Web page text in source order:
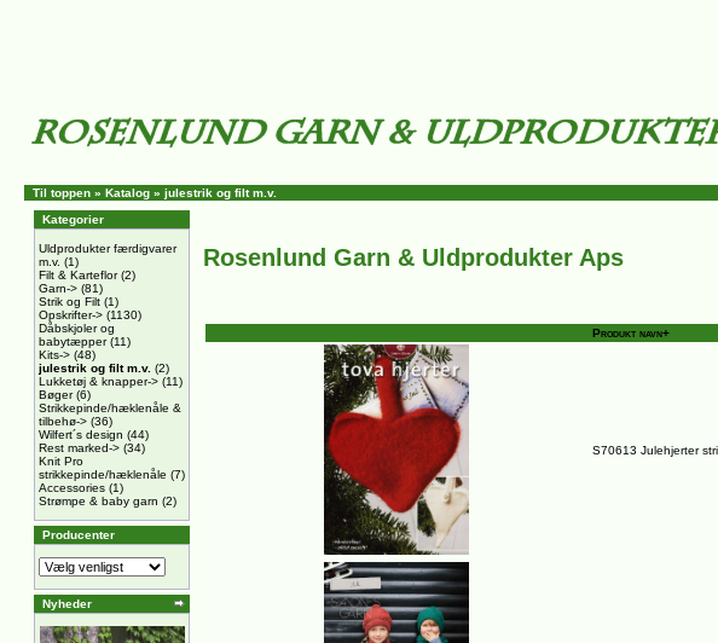
Til toppen » Katalog » julestrik og filt m.v.
Kategorier
Uldprodukter færdigvarer
m.v. (1)
Filt & Karteflor(2)
Garn-> (81)
Strik og Filt (1)
Opskrifter-> (1130)
Dåbskjoler og
babytæpper(11)
Kits-> (48)
julestrik og filt m.v. (2)
Lukketøj & knapper-> (11)
Bøger(6)
Strikkepinde/hæklenåle &
tilbehø-> (36)
Wilfert´s design (44)
Rest marked-> (34)
Knit Pro
strikkepinde/hæklenåle (7)
Accessories (1)
Strømpe & baby garn (2)
Producenter
Nyheder
Rosenlund Garn & Uldprodukter Aps
Produkt navn+
S70613 Julehjerter